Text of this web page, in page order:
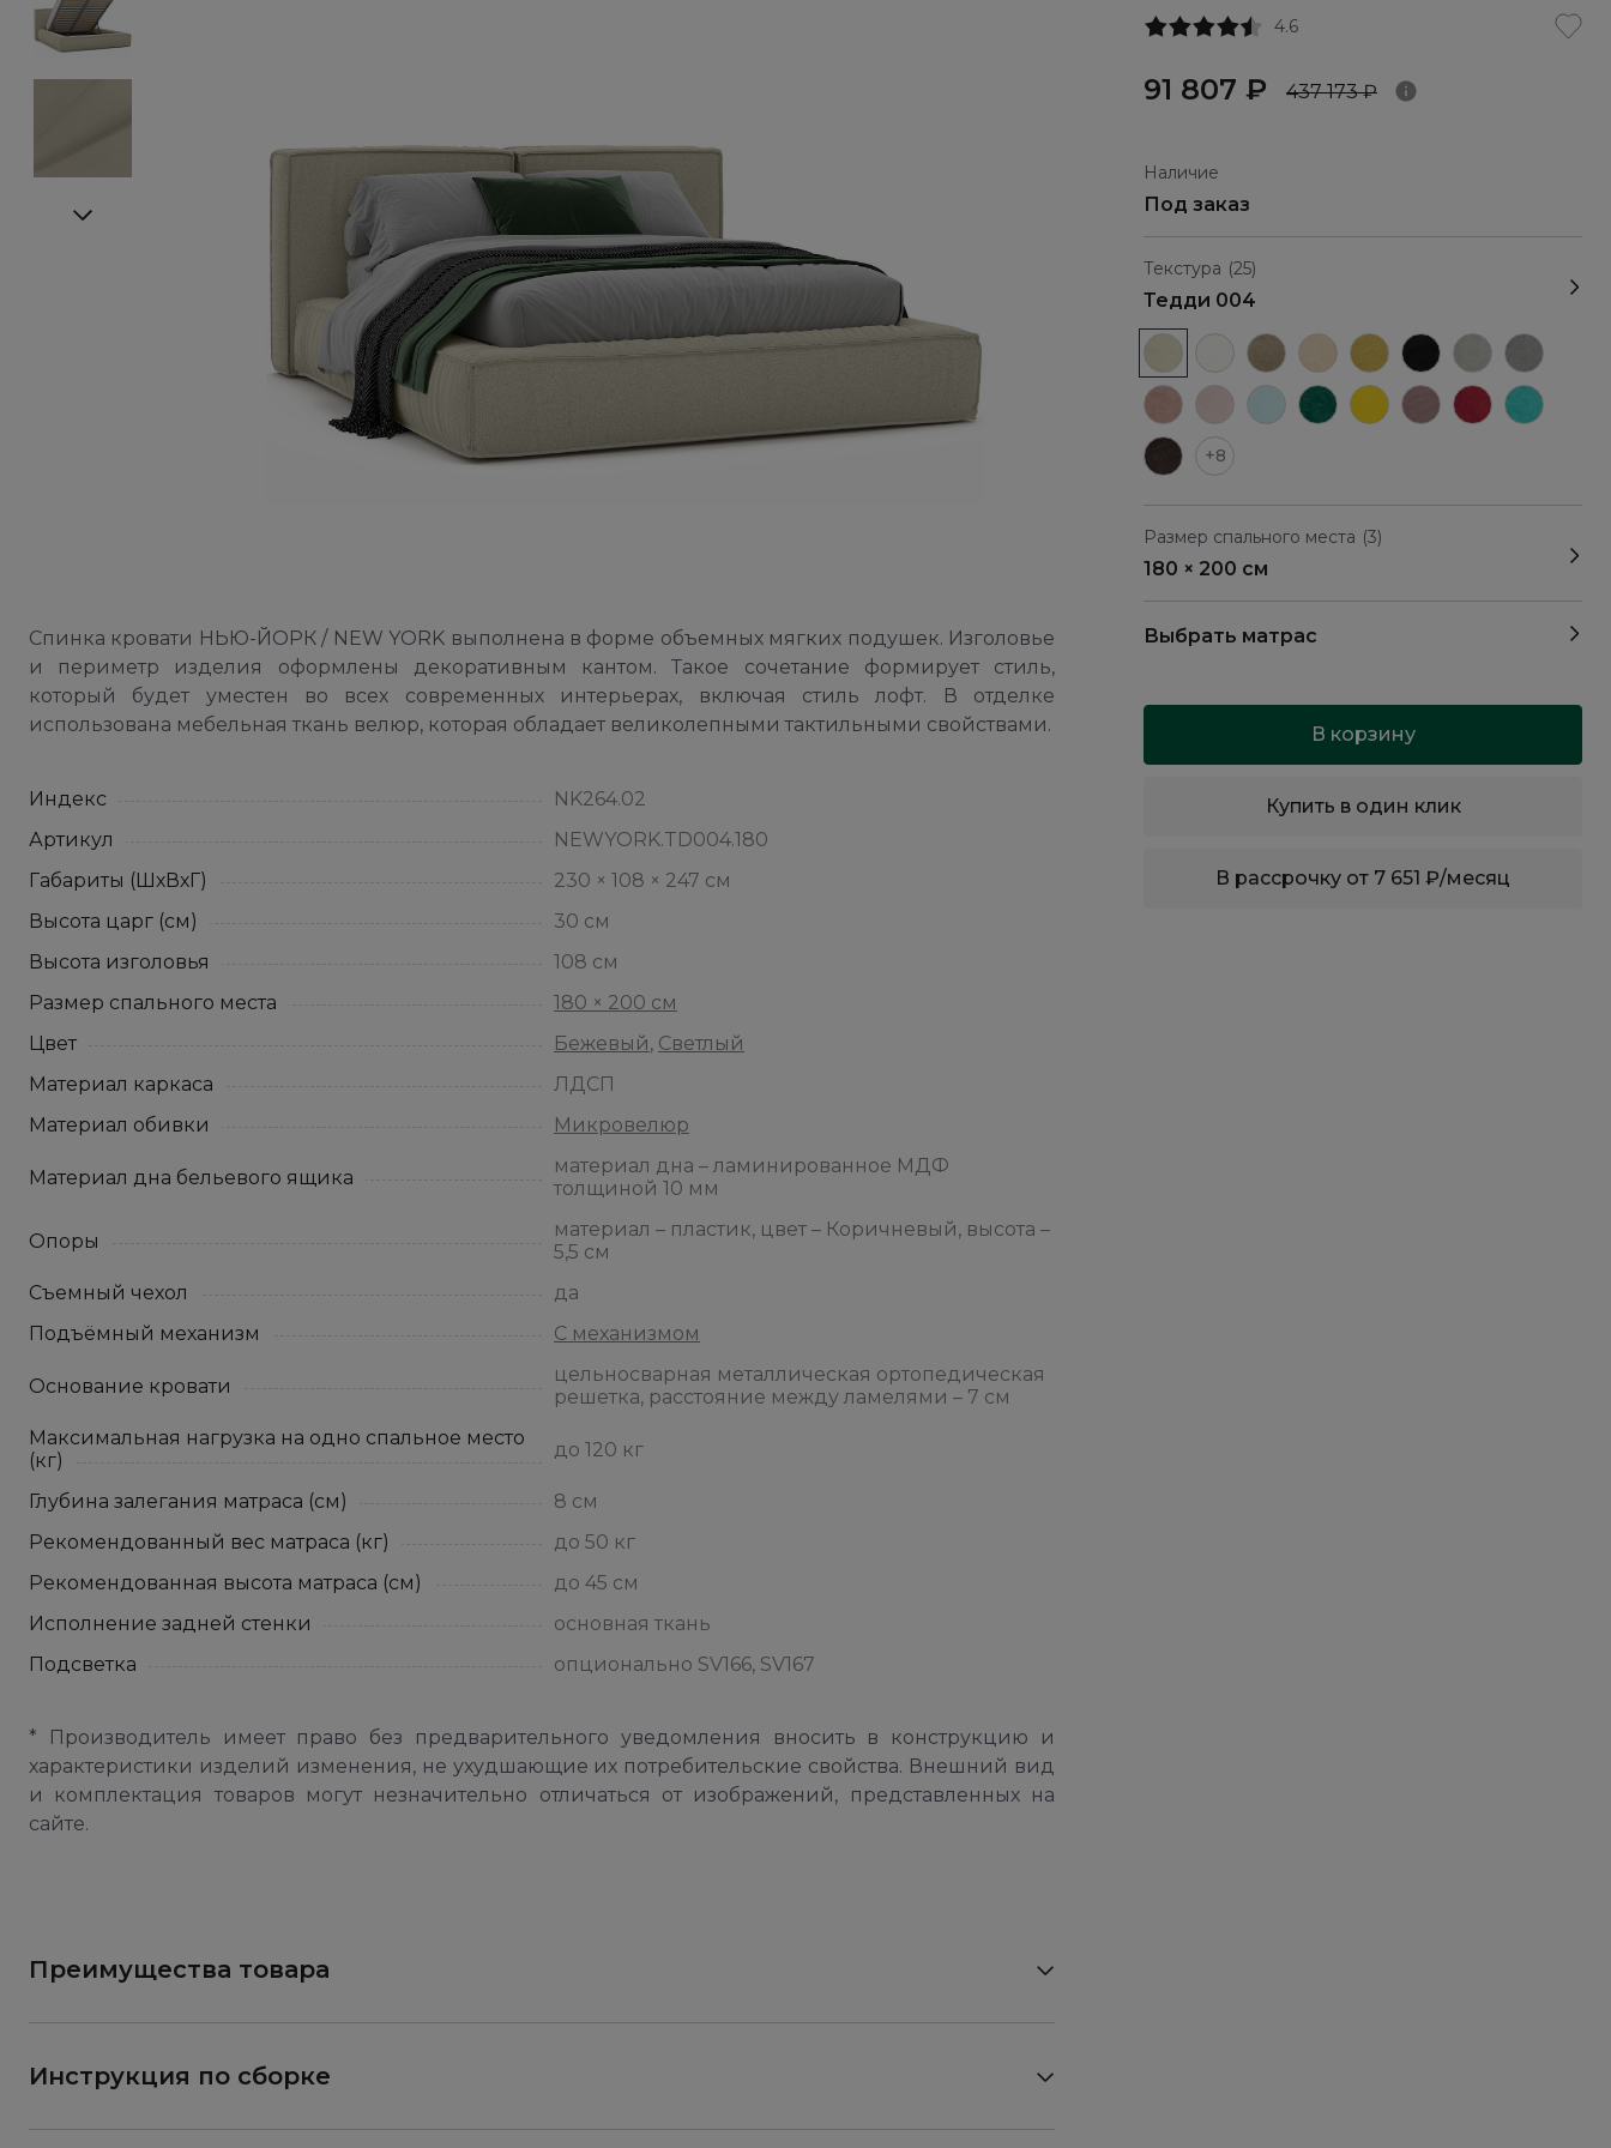
4.6
91 807 ₽ 437 173 ₽
Наличие
Под заказ
Текстура (25)
Тедди 004
+8
Размер спального места (3)
180 × 200 см
Выбрать матрас
В корзину
Купить в один клик
В рассрочку от 7 651 ₽/месяц
Спинка кровати НЬЮ-ЙОРК / NEW YORK выполнена в форме объемных мягких подушек. Изголовье
и периметр изделия оформлены декоративным кантом. Такое сочетание формирует стиль,
который будет уместен во всех современных интерьерах, включая стиль лофт. В отделке
использована мебельная ткань велюр, которая обладает великолепными тактильными свойствами.
Индекс
NK264.02
Артикул
NEWYORK.TD004.180
Габариты (ШхВхГ)
230 × 108 × 247 см
Высота царг (см)
30 см
Высота изголовья
108 см
Размер спального места
180 × 200 см
Цвет
Бежевый, Светлый
Материал каркаса
ЛДСП
Материал обивки
Микровелюр
Материал дна бельевого ящика
материал дна – ламинированное МДФ
толщиной 10 мм
Опоры
материал – пластик, цвет – Коричневый, высота –
5,5 см
Съемный чехол
да
Подъёмный механизм
С механизмом
Основание кровати
цельносварная металлическая ортопедическая
решетка, расстояние между ламелями – 7 см
Максимальная нагрузка на одно спальное место
(кг)
до 120 кг
Глубина залегания матраса (см)
8 см
Рекомендованный вес матраса (кг)
до 50 кг
Рекомендованная высота матраса (см)
до 45 см
Исполнение задней стенки
основная ткань
Подсветка
опционально SV166, SV167
* Производитель имеет право без предварительного уведомления вносить в конструкцию и
характеристики изделий изменения, не ухудшающие их потребительские свойства. Внешний вид
и комплектация товаров могут незначительно отличаться от изображений, представленных на
сайте.
Преимущества товара
Инструкция по сборке